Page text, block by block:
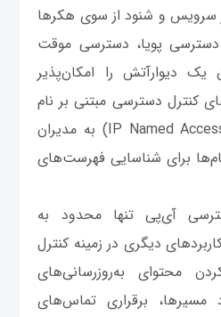
سرویس و شنود از سوی هکرها
پویا، دسترسی موقت
یک دیوارآتش را امکان‌پذیر
کنترل دسترسی مبتنی بر نام
آی‌پی (IP Named Access Control Lists) به مدیران
برای شناسایی فهرست‌های
آی‌پی تنها محدود به
دیگری در زمینه کنترل
محتوای به‌روزرسانی‌های
مسیرها، برقراری تماس‌های